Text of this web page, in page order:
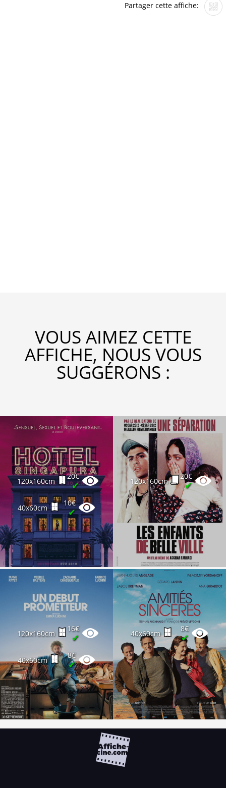
Partager cette affiche:
VOUS AIMEZ CETTE
AFFICHE, NOUS VOUS
SUGGÉRONS :
120x160cm
20€
✔
40x60cm
10€
✔
120x160cm
20€
✔
120x160cm
16€
✔
40x60cm
8€
✔
40x60cm
8€
✔